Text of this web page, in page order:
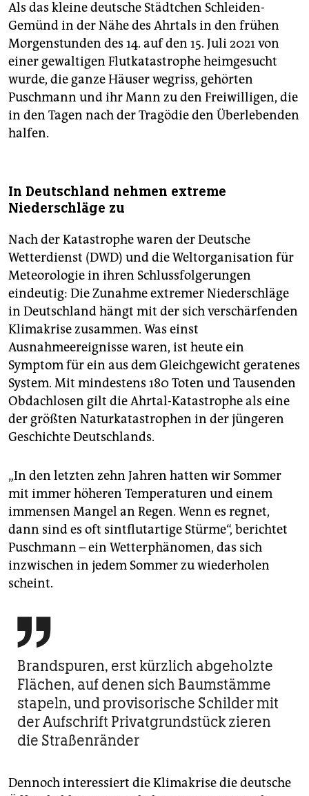
Als das kleine deutsche Städtchen Schleiden-
Gemünd in der Nähe des Ahrtals in den frühen
Morgenstunden des 14. auf den 15. Juli 2021 von
einer gewaltigen Flutkatastrophe heimgesucht
wurde, die ganze Häuser wegriss, gehörten
Puschmann und ihr Mann zu den Freiwilligen, die
in den Tagen nach der Tragödie den Überlebenden
halfen.
In Deutschland nehmen extreme
Niederschläge zu
Nach der Katastrophe waren der Deutsche
Wetterdienst (DWD) und die Weltorganisation für
Meteorologie in ihren Schlussfolgerungen
eindeutig: Die Zunahme extremer Niederschläge
in Deutschland hängt mit der sich verschärfenden
Klimakrise zusammen. Was einst
Ausnahmeereignisse waren, ist heute ein
Symptom für ein aus dem Gleichgewicht geratenes
System. Mit mindestens 180 Toten und Tausenden
Obdachlosen gilt die Ahrtal-Katastrophe als eine
der größten Naturkatastrophen in der jüngeren
Geschichte Deutschlands.
„In den letzten zehn Jahren hatten wir Sommer
mit immer höheren Temperaturen und einem
immensen Mangel an Regen. Wenn es regnet,
dann sind es oft sintflutartige Stürme“, berichtet
Puschmann – ein Wetterphänomen, das sich
inzwischen in jedem Sommer zu wiederholen
scheint.

Brandspuren, erst kürzlich abgeholzte
Flächen, auf denen sich Baumstämme
stapeln, und provisorische Schilder mit
der Aufschrift Privatgrundstück zieren
die Straßenränder
Dennoch interessiert die Klimakrise die deutsche